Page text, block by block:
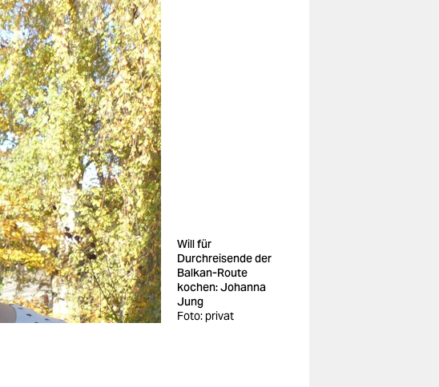
Will für
Durchreisende der
Balkan-Route
kochen: Johanna
Jung
Foto: privat